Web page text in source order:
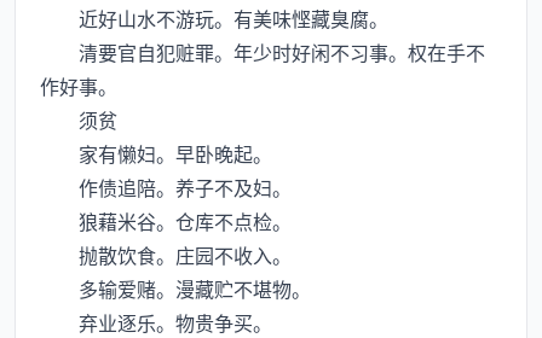
近好山水不游玩。有美味悭藏臭腐。
清要官自犯赃罪。年少时好闲不习事。权在手不
作好事。
须贫
家有懒妇。早卧晚起。
作债追陪。养子不及妇。
狼藉米谷。仓库不点检。
抛散饮食。庄园不收入。
多输爱赌。漫藏贮不堪物。
弃业逐乐。物贵争买。